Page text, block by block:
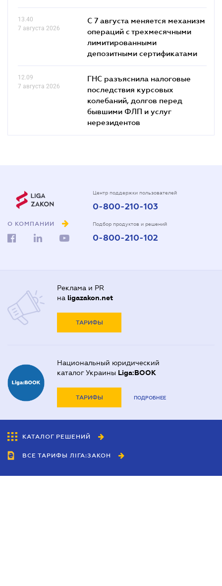
13.40
7 августа 2026
С 7 августа меняется механизм
операций с трехмесячными
лимитированными
депозитными сертификатами
12.09
7 августа 2026
ГНС разъяснила налоговые
последствия курсовых
колебаний, долгов перед
бывшими ФЛП и услуг
нерезидентов
О КОМПАНИИ
Центр поддержки пользователей
0-800-210-103
Подбор продуктов и решений
0-800-210-102
Реклама и PR
на ligazakon.net
ТАРИФЫ
Национальный юридический
каталог Украины Liga:BOOK
ТАРИФЫ ПОДРОБНЕЕ
КАТАЛОГ РЕШЕНИЙ
ВСЕ ТАРИФЫ ЛІГА:ЗАКОН